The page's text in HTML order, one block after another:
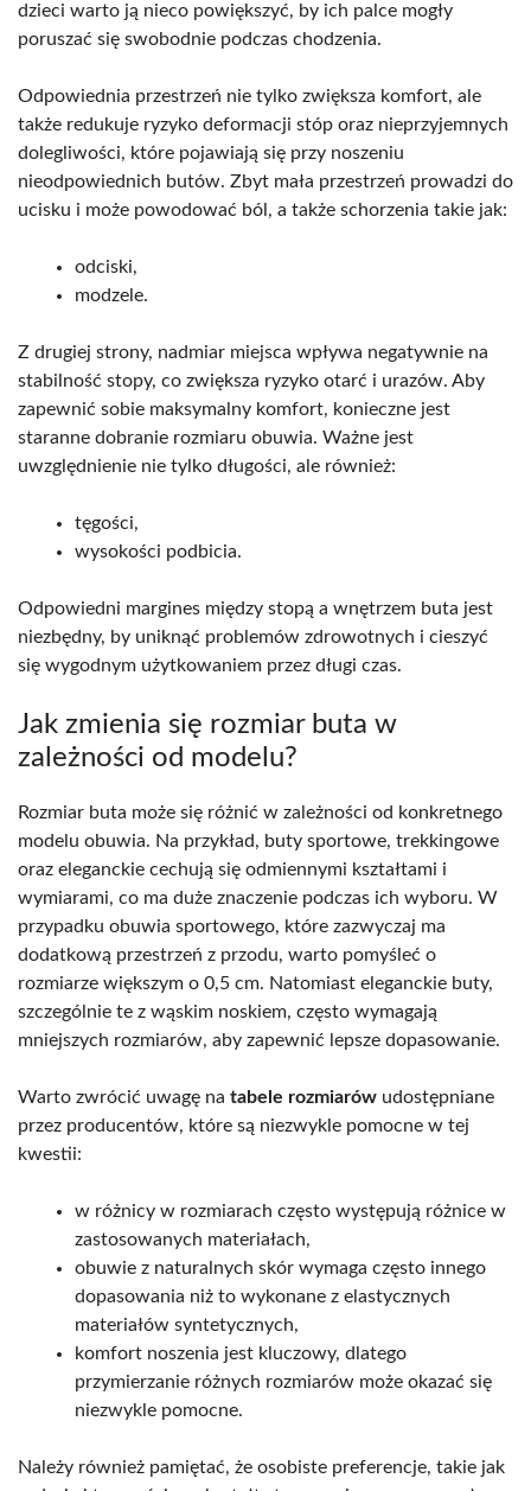
dzieci warto ją nieco powiększyć, by ich palce mogły
poruszać się swobodnie podczas chodzenia.
Odpowiednia przestrzeń nie tylko zwiększa komfort, ale
także redukuje ryzyko deformacji stóp oraz nieprzyjemnych
dolegliwości, które pojawiają się przy noszeniu
nieodpowiednich butów. Zbyt mała przestrzeń prowadzi do
ucisku i może powodować ból, a także schorzenia takie jak:
odciski,
modzele.
Z drugiej strony, nadmiar miejsca wpływa negatywnie na
stabilność stopy, co zwiększa ryzyko otarć i urazów. Aby
zapewnić sobie maksymalny komfort, konieczne jest
staranne dobranie rozmiaru obuwia. Ważne jest
uwzględnienie nie tylko długości, ale również:
tęgości,
wysokości podbicia.
Odpowiedni margines między stopą a wnętrzem buta jest
niezbędny, by uniknąć problemów zdrowotnych i cieszyć
się wygodnym użytkowaniem przez długi czas.
Jak zmienia się rozmiar buta w
zależności od modelu?
Rozmiar buta może się różnić w zależności od konkretnego
modelu obuwia. Na przykład, buty sportowe, trekkingowe
oraz eleganckie cechują się odmiennymi kształtami i
wymiarami, co ma duże znaczenie podczas ich wyboru. W
przypadku obuwia sportowego, które zazwyczaj ma
dodatkową przestrzeń z przodu, warto pomyśleć o
rozmiarze większym o 0,5 cm. Natomiast eleganckie buty,
szczególnie te z wąskim noskiem, często wymagają
mniejszych rozmiarów, aby zapewnić lepsze dopasowanie.
Warto zwrócić uwagę na tabele rozmiarów udostępniane
przez producentów, które są niezwykle pomocne w tej
kwestii:
w różnicy w rozmiarach często występują różnice w
zastosowanych materiałach,
obuwie z naturalnych skór wymaga często innego
dopasowania niż to wykonane z elastycznych
materiałów syntetycznych,
komfort noszenia jest kluczowy, dlatego
przymierzanie różnych rozmiarów może okazać się
niezwykle pomocne.
Należy również pamiętać, że osobiste preferencje, takie jak